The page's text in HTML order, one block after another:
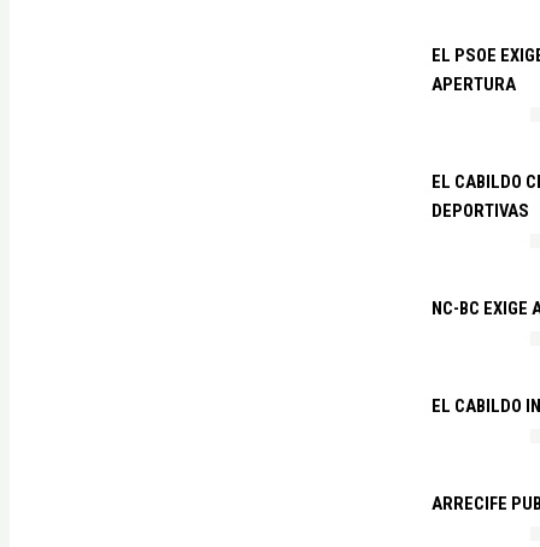
EL PSOE
APERTURA
EL CABILDO
DEPORTIVAS
NC-BC EXIGE
EL CABILDO
ARRECIFE